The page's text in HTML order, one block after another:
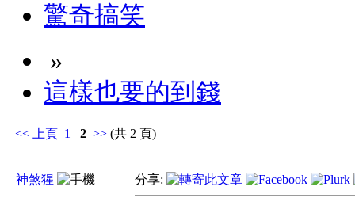
驚奇搞笑
»
這樣也要的到錢
<< 上頁 1 2 >> (共 2 頁)
神煞猩 分享: